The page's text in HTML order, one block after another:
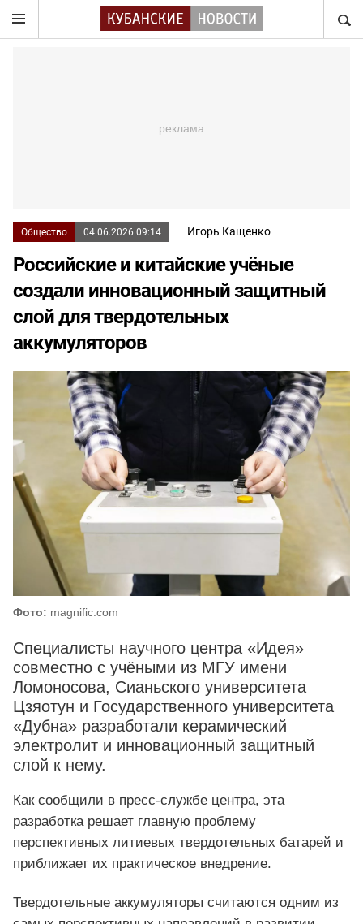
Общество 04.06.2026 09:14 Игорь Кащенко
Российские и китайские учёные
создали инновационный защитный
слой для твердотельных
аккумуляторов
Фото: magnific.com
Специалисты научного центра «Идея»
совместно с учёными из МГУ имени
Ломоносова, Сианьского университета
Цзяотун и Государственного университета
«Дубна» разработали керамический
электролит и инновационный защитный
слой к нему.
Как сообщили в пресс‑службе центра, эта
разработка решает главную проблему
перспективных литиевых твердотельных батарей и
приближает их практическое внедрение.
Твердотельные аккумуляторы считаются одним из